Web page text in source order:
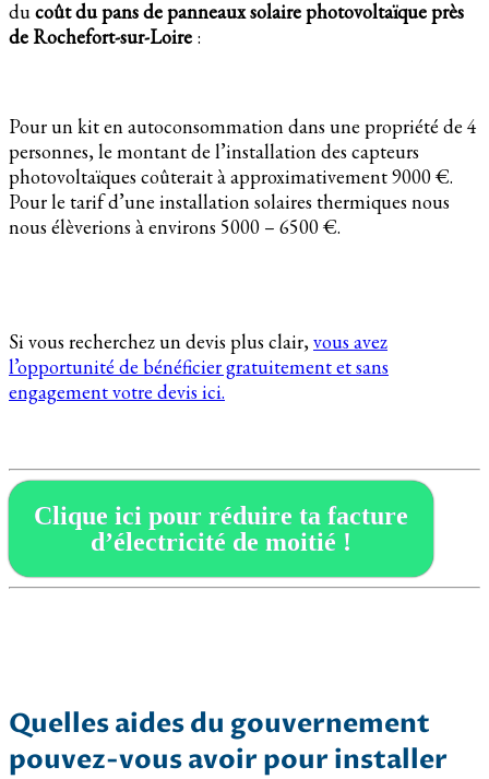
ducoût du pans de panneaux solaire photovoltaïque près
de Rochefort-sur-Loire :
Pour un kit en autoconsommation dans une propriété de 4
personnes, le montant de l’installation des capteurs
photovoltaïques coûterait à approximativement 9000 €.
Pour le tarif d’une installation solaires thermiques nous
nous élèverions à environs 5000 – 6500 €.
Si vous recherchez un devis plus clair,vous avez
l’opportunité de bénéficier gratuitement et sans
engagement votre devis ici.
Clique ici pour réduire ta facture
d’électricité de moitié !
Quelles aides du gouvernement
pouvez-vous avoir pour installer